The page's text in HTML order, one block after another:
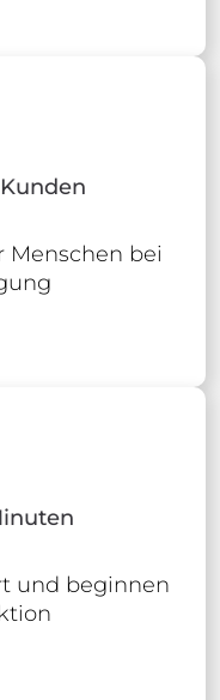
Menschen bei
und beginnen